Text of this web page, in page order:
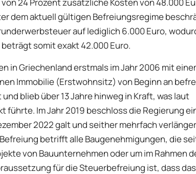
dem aktuell gültigen Befreiungsregime
auf lediglich 6.000 Euro,
somit exakt 42.000 Euro.
Griechenland erstmals im Jahr 2006 mit
Immobilie (Erstwohnsitz) von Beginn an
blieb über 13 Jahre hinweg in Kraft, was laut
führte. Im Jahr 2019 beschloss die Regierung
2022 galt und seither mehrfach
betrifft alle Baugenehmigungen, die
von Bauunternehmen oder um im Rahmen
für die Steuerbefreiung ist, dass das